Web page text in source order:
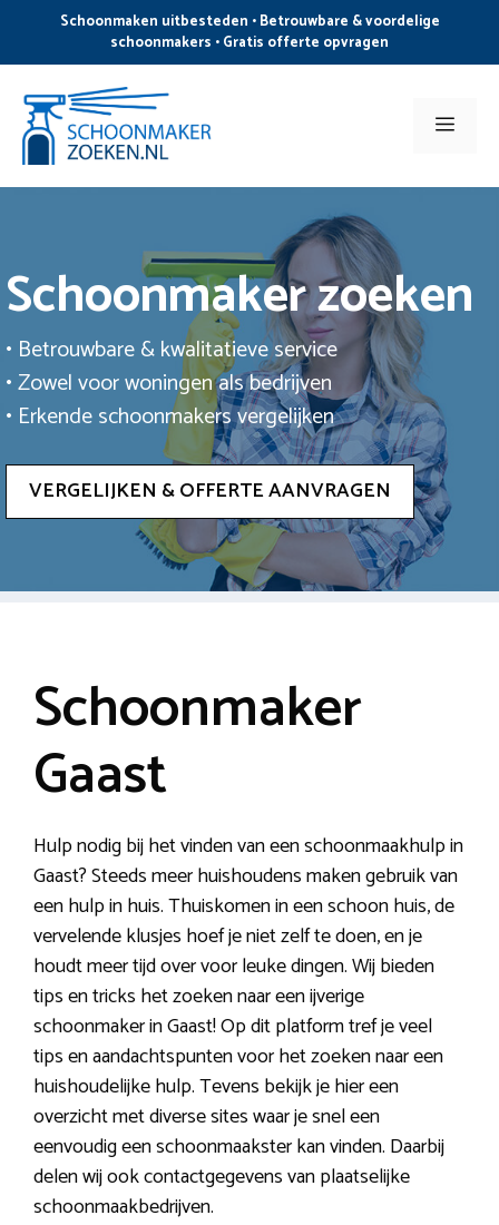
de
inhoud
Schoonmaken uitbesteden • Betrouwbare & voordelige
schoonmakers • Gratis offerte opvragen
Menu
Schoonmaker zoeken
• Betrouwbare & kwalitatieve service
• Zowel voor woningen als bedrijven
• Erkende schoonmakers vergelijken
VERGELIJKEN & OFFERTE AANVRAGEN
Schoonmaker
Gaast
Hulp nodig bij het vinden van een schoonmaakhulp in
Gaast? Steeds meer huishoudens maken gebruik van
een hulp in huis. Thuiskomen in een schoon huis, de
vervelende klusjes hoef je niet zelf te doen, en je
houdt meer tijd over voor leuke dingen. Wij bieden
tips en tricks het zoeken naar een ijverige
schoonmaker in Gaast! Op dit platform tref je veel
tips en aandachtspunten voor het zoeken naar een
huishoudelijke hulp. Tevens bekijk je hier een
overzicht met diverse sites waar je snel een
eenvoudig een schoonmaakster kan vinden. Daarbij
delen wij ook contactgegevens van plaatselijke
schoonmaakbedrijven.